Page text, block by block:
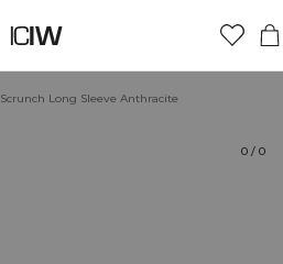
Scrunch Long Sleeve Anthracite
0 / 0